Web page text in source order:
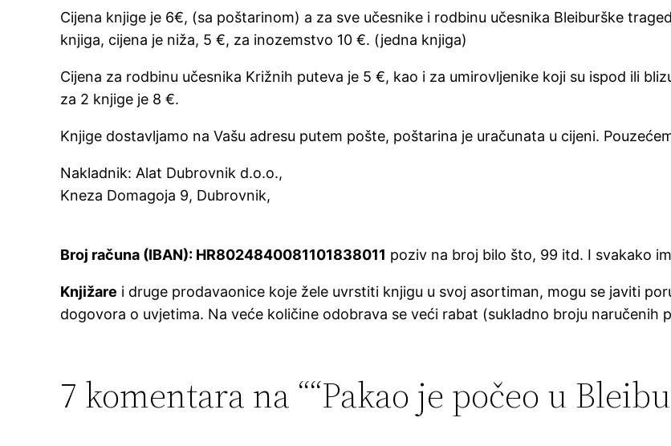
Cijena knjige je 6€, (sa poštarinom) a za sve učesnike i rodbinu učesnika Bleiburške
knjiga, cijena je niža, 5 €, za inozemstvo 10 €. (jedna knjiga)
Cijena za rodbinu učesnika Križnih puteva je 5 €, kao i za umirovljenike koji su ispod ili
za 2 knjige je 8 €.
Knjige dostavljamo na Vašu adresu putem pošte, poštarina je uračunata u cijeni.
Nakladnik: Alat Dubrovnik d.o.o.,
Kneza Domagoja 9, Dubrovnik,
Broj računa (IBAN): HR8024840081101838011 poziv na broj bilo što, 99 itd. I svakako
Knjižare i druge prodavaonice koje žele uvrstiti knjigu u svoj asortiman, mogu se javiti
dogovora o uvjetima. Na veće količine odobrava se veći rabat (sukladno broju naručenih
7 komentara na ““Pakao je počeo u